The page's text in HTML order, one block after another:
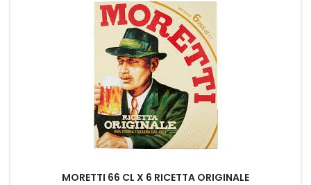
MORETTI 66 CL X 6 RICETTA ORIGINALE